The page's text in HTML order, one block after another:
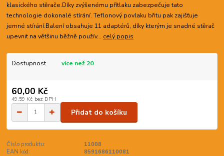
klasického stěrače.Díky zvýšenému přítlaku zabezpečuje tato
technologie dokonalé stírání. Teflonový povlaku břitu pak zajišťuje
jemné stírání.Balení obsahuje 11 adaptérů, díky kterým je snadné stěrač
upevnit na většinu běžně použív... celý popis
Dostupnost více než 20
60,00 Kč
49,59 Kč bez DPH
Přidat do košíku
Číslo produktu:
11008
EAN kód:
8591686110081